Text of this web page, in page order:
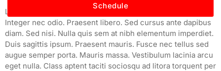
Schedule
Lorem ipsum dolor sit amet, consectetur adipiscing elit.
Integer nec odio. Praesent libero. Sed cursus ante dapibus
diam. Sed nisi. Nulla quis sem at nibh elementum imperdiet.
Duis sagittis ipsum. Praesent mauris. Fusce nec tellus sed
augue semper porta. Mauris massa. Vestibulum lacinia arcu
eget nulla. Class aptent taciti sociosqu ad litora torquent per